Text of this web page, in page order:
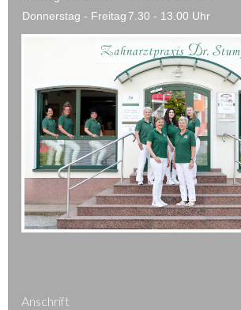
Donnerstag - Freitag 7.30 - 13.00 Uhr
Anschrift